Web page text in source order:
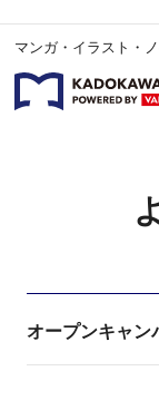
マンガ・イラスト・
オープンキャン